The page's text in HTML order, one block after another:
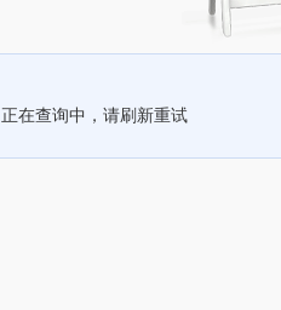
正在查询中，请刷新重试